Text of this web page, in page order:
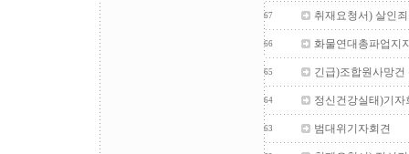
67 취재요청서) 살인
66 화물연대총파업지
65 긴급)조합원사망
64 정신건강실태)기자
63 범대위기자회견